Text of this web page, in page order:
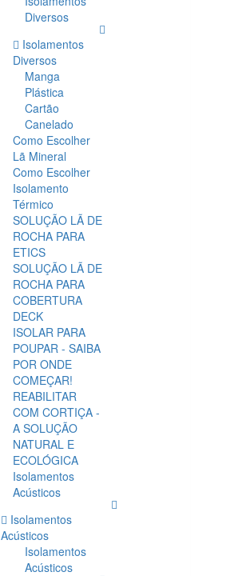
Diversos
Isolamentos
Diversos
Manga
Plástica
Cartão
Canelado
Como Escolher
Lã Mineral
Como Escolher
Isolamento
Térmico
SOLUÇÃO LÃ DE
ROCHA PARA
ETICS
SOLUÇÃO LÃ DE
ROCHA PARA
COBERTURA
DECK
ISOLAR PARA
POUPAR - SAIBA
POR ONDE
COMEÇAR!
REABILITAR
COM CORTIÇA -
A SOLUÇÃO
NATURAL E
ECOLÓGICA
Isolamentos
Acústicos
Isolamentos
Acústicos
Isolamentos
Acústicos